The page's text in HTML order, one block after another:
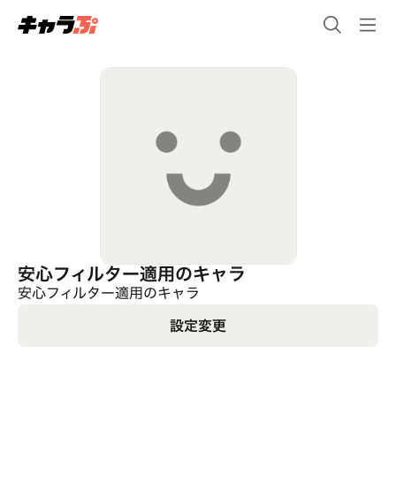
安心フィルター適用のキャラ
安心フィルター適用のキャラ
設定変更